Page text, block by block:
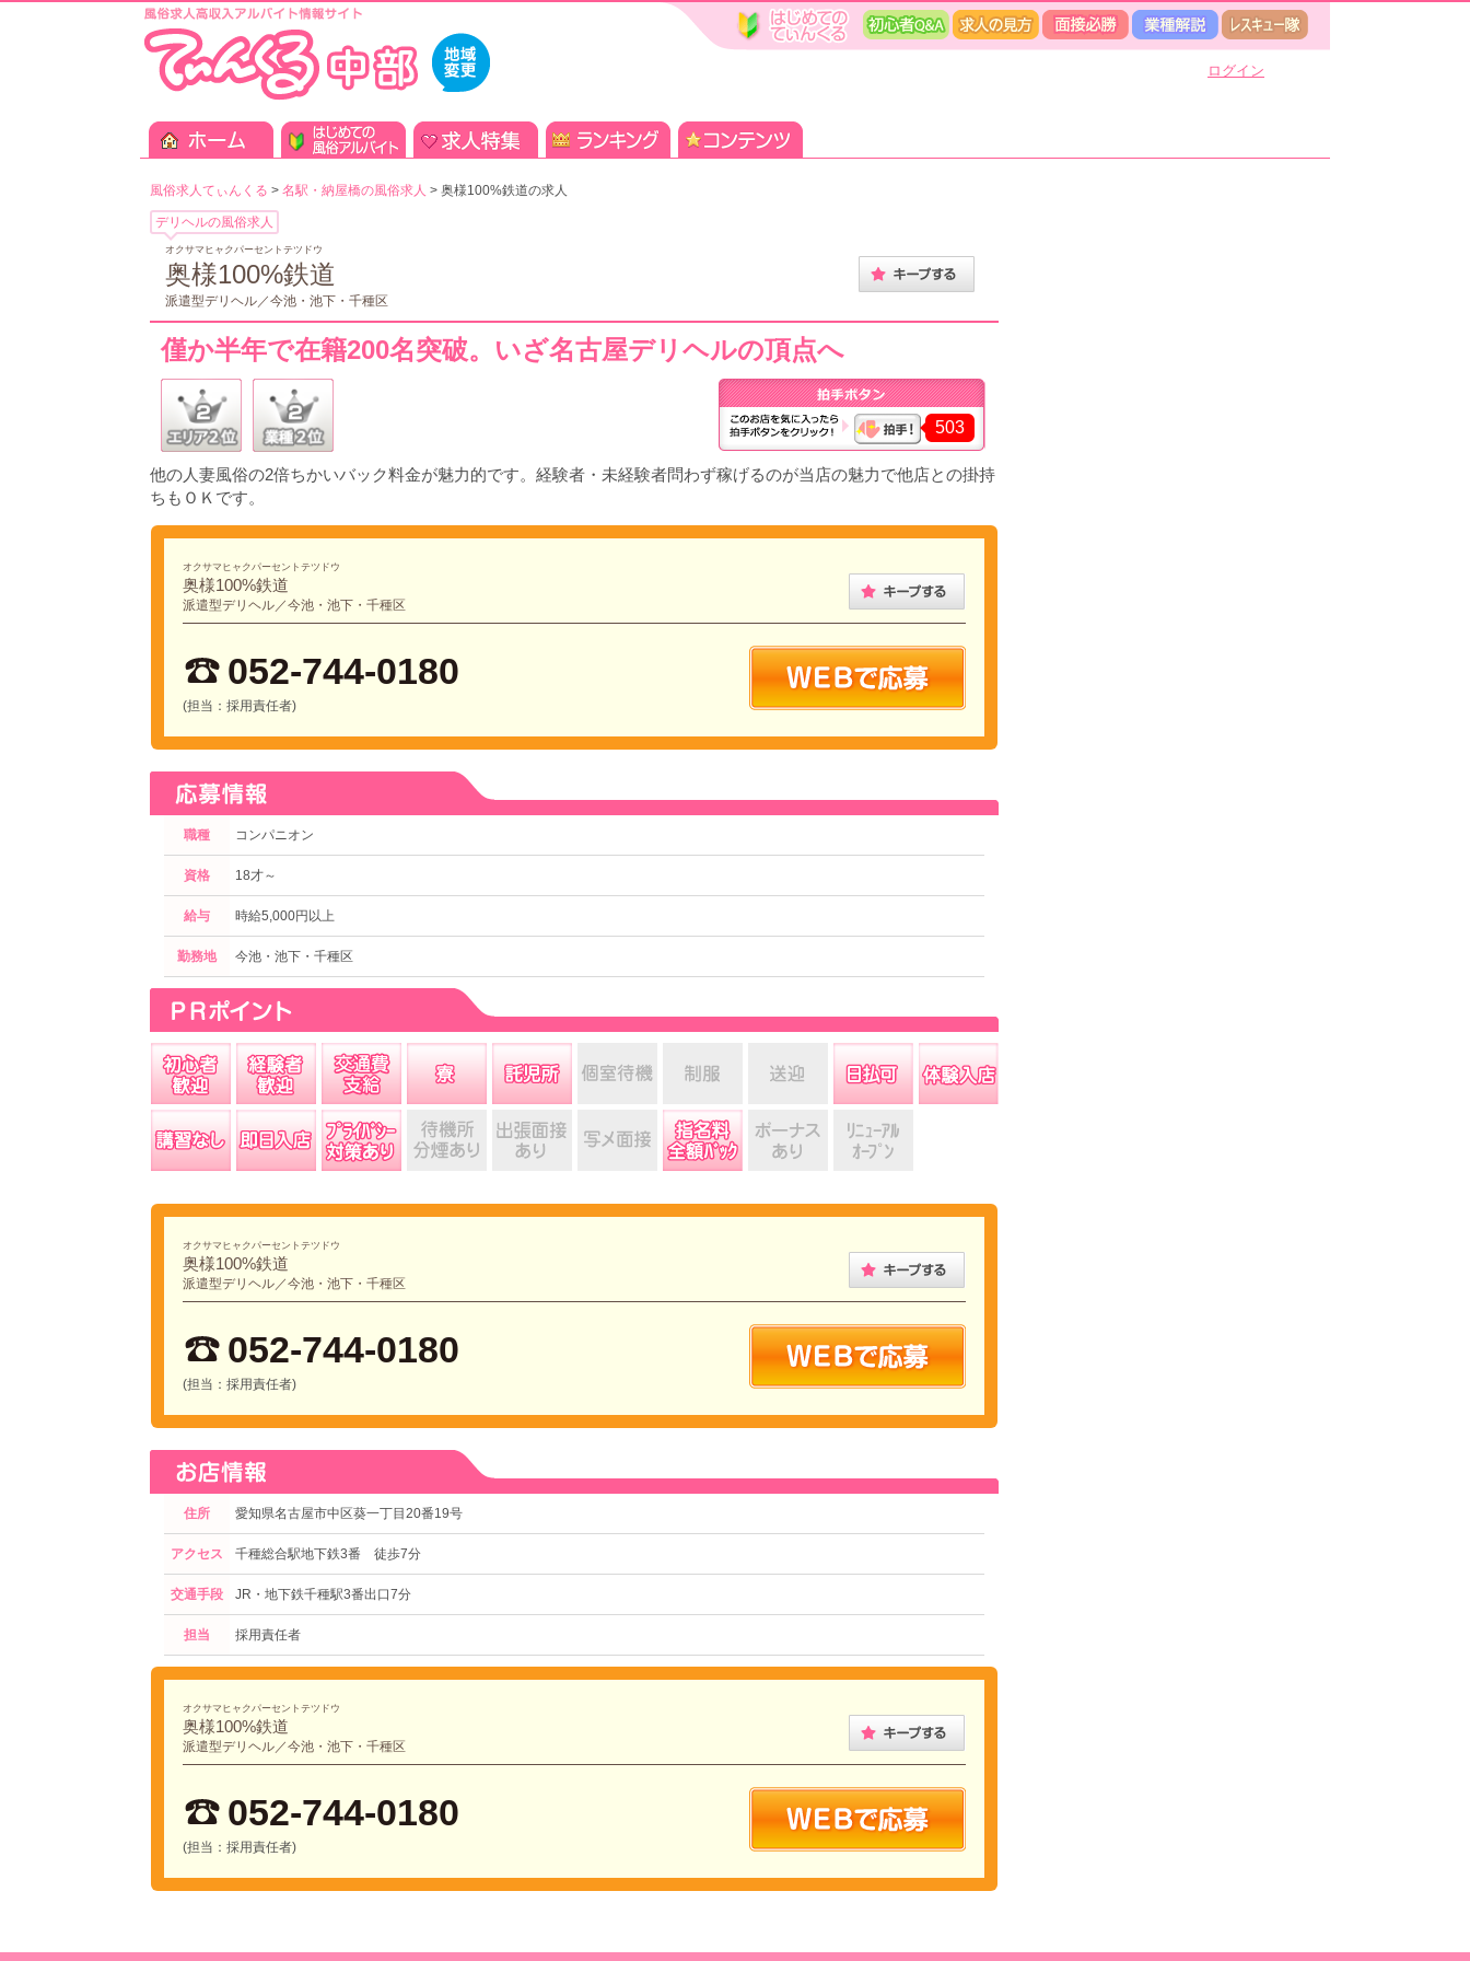
ログイン
風俗求人てぃんくる > 名駅・納屋橋の風俗求人 > 奥様100%鉄道の求人
デリヘルの風俗求人
オクサマヒャクパーセントテツドウ
奥様100%鉄道
派遣型デリヘル／今池・池下・千種区
僅か半年で在籍200名突破。いざ名古屋デリヘルの頂点へ
503
他の人妻風俗の2倍ちかいバック料金が魅力的です。経験者・未経験者問わず稼げるのが当店の魅力で他店との掛持
ちもＯＫです。
オクサマヒャクパーセントテツドウ
奥様100%鉄道
派遣型デリヘル／今池・池下・千種区
052-744-0180
(担当：採用責任者)
職種 コンパニオン
資格 18才～
給与 時給5,000円以上
勤務地 今池・池下・千種区
オクサマヒャクパーセントテツドウ
奥様100%鉄道
派遣型デリヘル／今池・池下・千種区
052-744-0180
(担当：採用責任者)
住所 愛知県名古屋市中区葵一丁目20番19号
アクセス 千種総合駅地下鉄3番 徒歩7分
交通手段 JR・地下鉄千種駅3番出口7分
担当 採用責任者
オクサマヒャクパーセントテツドウ
奥様100%鉄道
派遣型デリヘル／今池・池下・千種区
052-744-0180
(担当：採用責任者)